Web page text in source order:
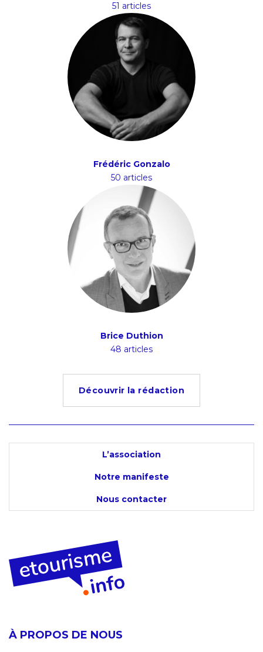
51 articles
Frédéric Gonzalo
50 articles
Brice Duthion
48 articles
Découvrir la rédaction
L’association
Notre manifeste
Nous contacter
À PROPOS DE NOUS